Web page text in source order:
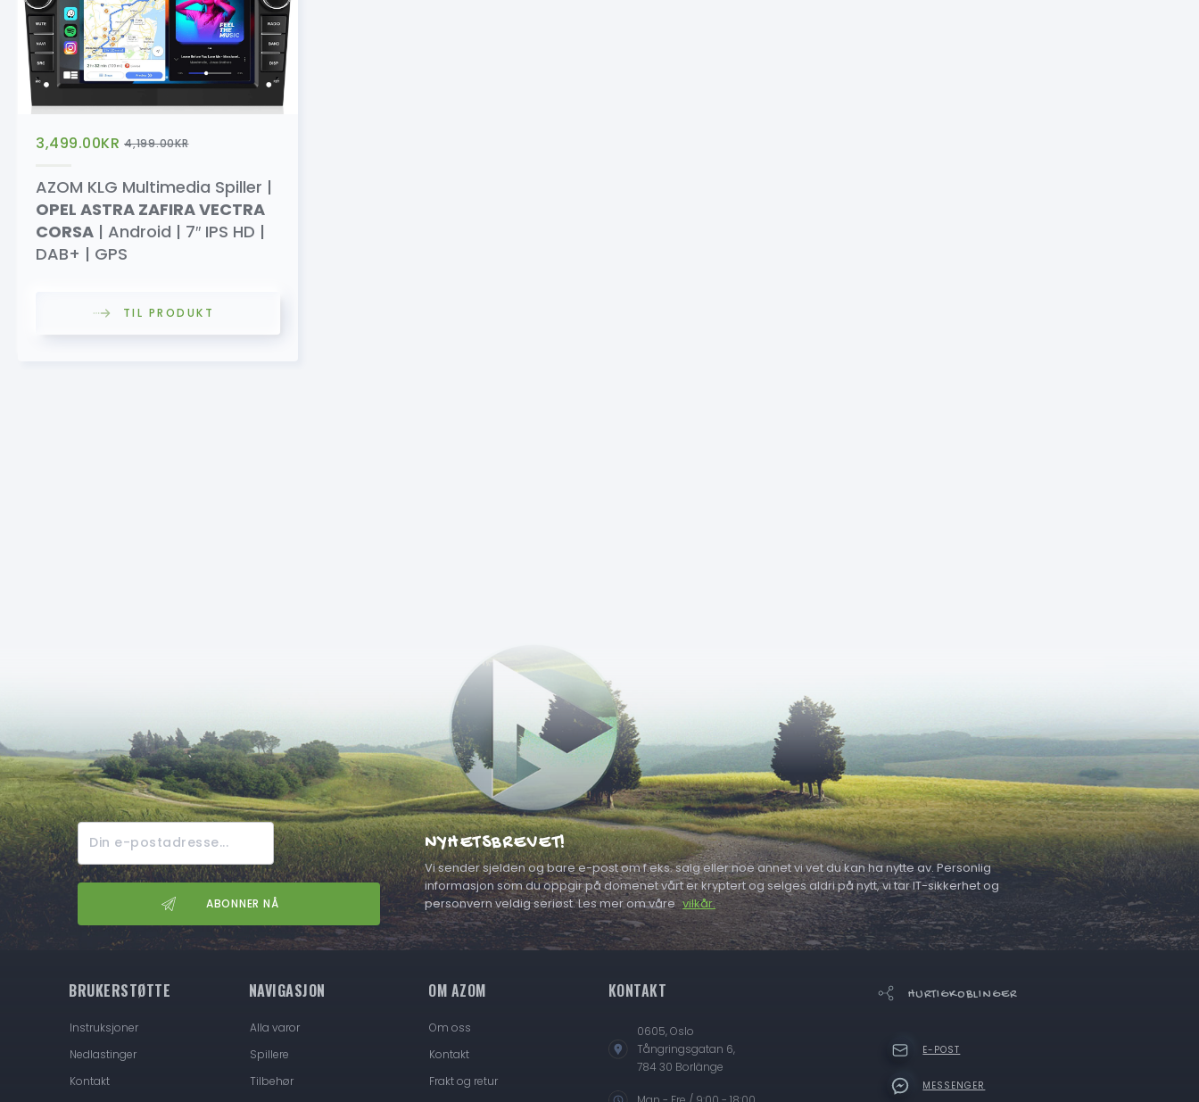
3,499.00KR 4,199.00KR
AZOM KLG Multimedia Spiller |
OPEL ASTRA ZAFIRA VECTRA
CORSA | Android | 7″ IPS HD |
DAB+ | GPS
TIL PRODUKT
NYHETSBREVET!
Vi sender sjelden og bare e-post om f.eks. salg eller noe annet vi vet du kan ha nytte av. Personlig
informasjon som du oppgir på domenet vårt er kryptert og selges aldri på nytt, vi tar IT-sikkerhet og
personvern veldig seriøst. Les mer om våre vilkår.
BRUKERSTØTTE
Instruksjoner
Nedlastinger
Kontakt
NAVIGASJON
Alla varor
Spillere
Tilbehør
OM AZOM
Om oss
Kontakt
Frakt og retur
KONTAKT
0605, Oslo
Tångringsgatan 6,
784 30 Borlänge
HURTIGKOBLINGER
E-POST
MESSENGER